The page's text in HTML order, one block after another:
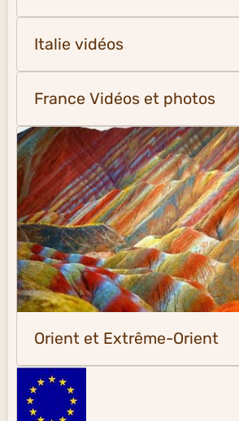
Italie vidéos
France Vidéos et photos
Orient et Extrême-Orient